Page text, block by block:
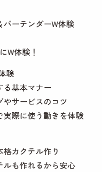
ーテンダーW体験
W体験！
験
る基本マナー
やサービスのコツ
実際に使う動きを体験
ー体験
格カクテル作り
ルも作れるから安心